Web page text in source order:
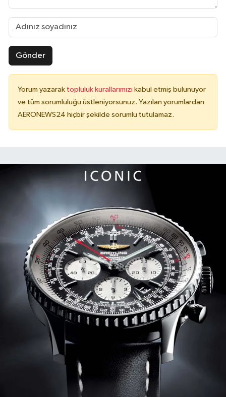
Gönder
Yorum yazarak topluluk kurallarımızı kabul etmiş bulunuyor
ve tüm sorumluluğu üstleniyorsunuz. Yazılan yorumlardan
AERONEWS24 hiçbir şekilde sorumlu tutulamaz.